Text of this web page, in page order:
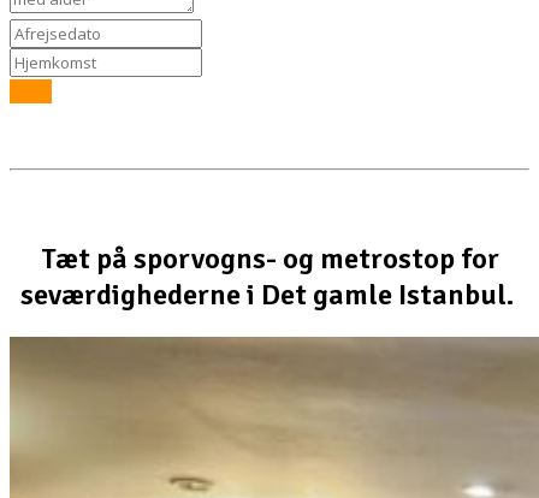
Tæt på sporvogns- og metrostop for
seværdighederne i Det gamle Istanbul.